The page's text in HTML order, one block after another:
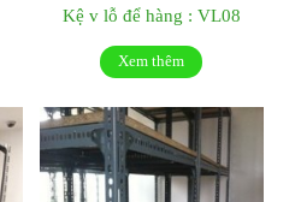
Kệ v lỗ để hàng : VL08
Xem thêm